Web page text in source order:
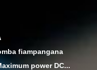
fiampangana
power DC...